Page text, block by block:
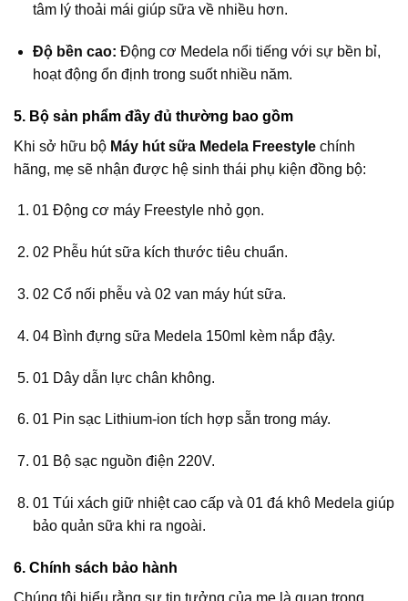
tâm lý thoải mái giúp sữa về nhiều hơn.
Độ bền cao: Động cơ Medela nổi tiếng với sự bền bỉ,
hoạt động ổn định trong suốt nhiều năm.
5. Bộ sản phẩm đầy đủ thường bao gồm
Khi sở hữu bộ Máy hút sữa Medela Freestyle chính
hãng, mẹ sẽ nhận được hệ sinh thái phụ kiện đồng bộ:
01 Động cơ máy Freestyle nhỏ gọn.
02 Phễu hút sữa kích thước tiêu chuẩn.
02 Cổ nối phễu và 02 van máy hút sữa.
04 Bình đựng sữa Medela 150ml kèm nắp đậy.
01 Dây dẫn lực chân không.
01 Pin sạc Lithium-ion tích hợp sẵn trong máy.
01 Bộ sạc nguồn điện 220V.
01 Túi xách giữ nhiệt cao cấp và 01 đá khô Medela giúp
bảo quản sữa khi ra ngoài.
6. Chính sách bảo hành
Chúng tôi hiểu rằng sự tin tưởng của mẹ là quan trọng